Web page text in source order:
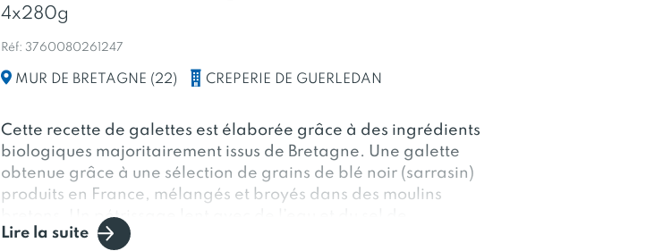
4x280g
Réf: 3760080261247
MUR DE BRETAGNE (22) CREPERIE DE GUERLEDAN
Cette recette de galettes est élaborée grâce à des ingrédients
biologiques majoritairement issus de Bretagne. Une galette
obtenue grâce à une sélection de grains de blé noir (sarrasin)
produits en France, mélangés et broyés dans des moulins
bretons. Un pétrissage lent avec de l’eau et du sel de
Guérande, un temps de pose indispensable et une cuisson des
Lire la suite